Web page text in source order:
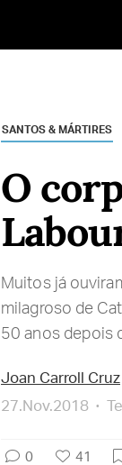
SANTOS & MÁRTIRES
O
Muitos já
milagroso de
50 anos depois
Joan Carroll Cruz
27.Nov.2018
0 41